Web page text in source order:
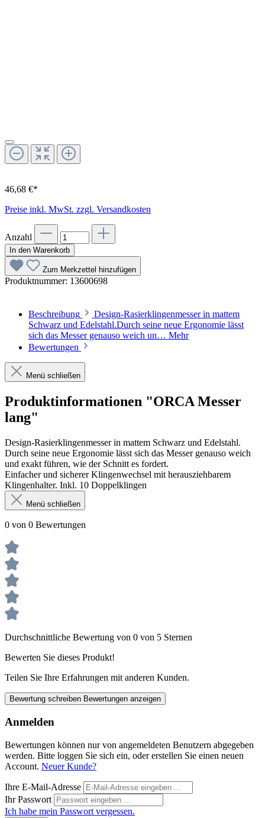
46,68 €*
Preise inkl. MwSt. zzgl. Versandkosten
Anzahl
In den Warenkorb
Zum Merkzettel hinzufügen
Produktnummer: 13600698
Beschreibung
Design-Rasierklingenmesser in mattem
Schwarz und Edelstahl.Durch seine neue Ergonomie lässt
sich das Messer genauso weich un… Mehr
Bewertungen
Menü schließen
Produktinformationen "ORCA Messer
lang"
Design-Rasierklingenmesser in mattem Schwarz und Edelstahl.
Durch seine neue Ergonomie lässt sich das Messer genauso weich
und exakt führen, wie der Schnitt es fordert.
Einfacher und sicherer Klingenwechsel mit herausziehbarem
Klingenhalter. Inkl. 10 Doppelklingen
Menü schließen
0 von 0 Bewertungen
Durchschnittliche Bewertung von 0 von 5 Sternen
Bewerten Sie dieses Produkt!
Teilen Sie Ihre Erfahrungen mit anderen Kunden.
Bewertung schreiben Bewertungen anzeigen
Anmelden
Bewertungen können nur von angemeldeten Benutzern abgegeben
werden. Bitte loggen Sie sich ein, oder erstellen Sie einen neuen
Account. Neuer Kunde?
Ihre E-Mail-Adresse
Ihr Passwort
Ich habe mein Passwort vergessen.